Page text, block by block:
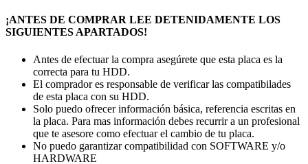
¡ANTES DE COMPRAR LEE DETENIDAMENTE LOS
SIGUIENTES APARTADOS!
Antes de efectuar la compra asegúrete que esta placa es la
correcta para tu HDD.
El comprador es responsable de verificar las compatibilades
de esta placa con su HDD.
Solo puedo ofrecer información básica, referencia escritas en
la placa. Para mas información debes recurrir a un profesional
que te asesore como efectuar el cambio de tu placa.
No puedo garantizar compatibilidad con SOFTWARE y/o
HARDWARE